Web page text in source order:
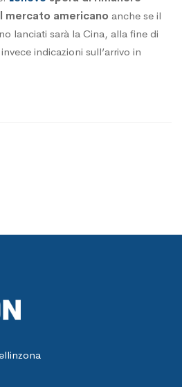
mercato americano anche se il
lanciati sarà la Cina, alla fine di
indicazioni sull’arrivo in